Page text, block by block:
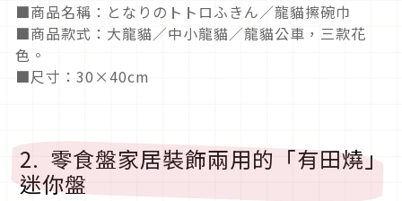
■商品名稱：となりのトトロふきん／龍貓擦碗巾
■商品款式：大龍貓／中小龍貓／龍貓公車，三款花
色。
■尺寸：30×40cm
2. 零食盤家居裝飾兩用的「有田燒」
迷你盤